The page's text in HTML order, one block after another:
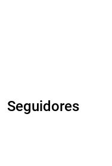
Seguidores